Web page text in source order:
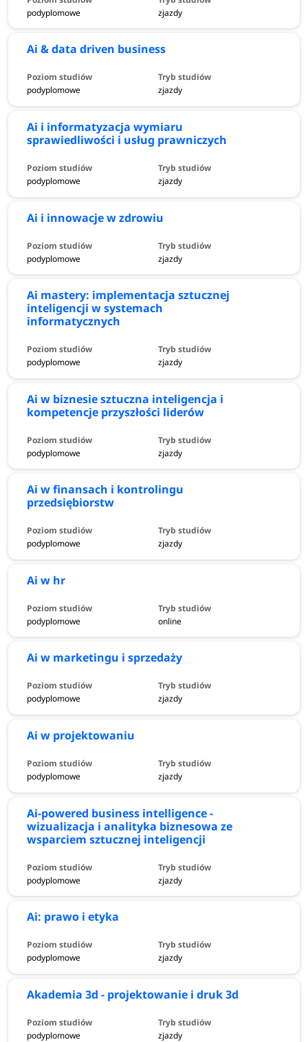
podyplomowe zjazdy
Ai & data driven business
podyplomowe zjazdy
Ai i informatyzacja wymiaru
sprawiedliwości i usług prawniczych
podyplomowe zjazdy
Ai i innowacje w zdrowiu
podyplomowe zjazdy
Ai mastery: implementacja sztucznej
inteligencji w systemach
informatycznych
podyplomowe zjazdy
Ai w biznesie sztuczna inteligencja i
kompetencje przyszłości liderów
podyplomowe zjazdy
Ai w finansach i kontrolingu
przedsiębiorstw
podyplomowe zjazdy
Ai w hr
podyplomowe online
Ai w marketingu i sprzedaży
podyplomowe zjazdy
Ai w projektowaniu
podyplomowe zjazdy
Ai-powered business intelligence -
wizualizacja i analityka biznesowa ze
wsparciem sztucznej inteligencji
podyplomowe zjazdy
Ai: prawo i etyka
podyplomowe zjazdy
Akademia 3d - projektowanie i druk 3d
podyplomowe zjazdy